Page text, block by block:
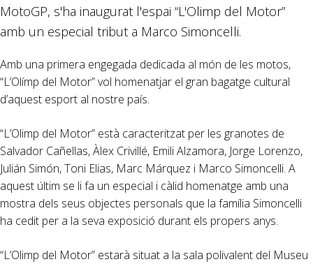
MotoGP, s'ha inaugurat l'espai “L'Olimp del Motor”
amb un especial tribut a Marco Simoncelli.
Amb una primera engegada dedicada al món de les motos,
“L’Olímp del Motor” vol homenatjar el gran bagatge cultural
d’aquest esport al nostre país.
“L’Olimp del Motor” està caracteritzat per les granotes de
Salvador Cañellas, Àlex Crivillé, Emili Alzamora, Jorge Lorenzo,
Julián Simón, Toni Elias, Marc Márquez i Marco Simoncelli. A
aquest últim se li fa un especial i càlid homenatge amb una
mostra dels seus objectes personals que la família Simoncelli
ha cedit per a la seva exposició durant els propers anys.
“L’Olimp del Motor” estarà situat a la sala polivalent del Museu